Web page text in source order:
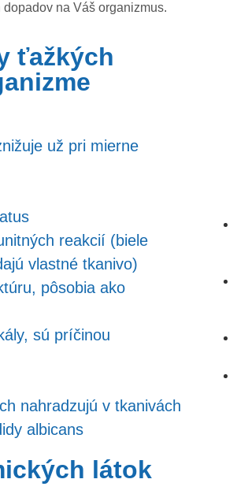
na Váš organizmus.
ťažkých
už pri mierne
reakcií (biele
vlastné tkanivo)
pôsobia ako
sú príčinou
nahradzujú v tkanivách
albicans
látok